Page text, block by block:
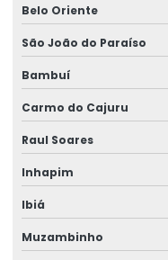
Perícia ergonômica
Perícia para erro médico
Perícia de incapacidade
Perícia de
Perícia indireta de
Perícia de insalubridade
Belo Oriente
São João do Paraíso
Bambuí
Carmo do Cajuru
Raul Soares
Inhapim
Ibiá
Muzambinho